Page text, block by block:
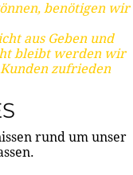
benötigen wir
aus Geben und
bleibt werden wir
zufrieden
rund um unser